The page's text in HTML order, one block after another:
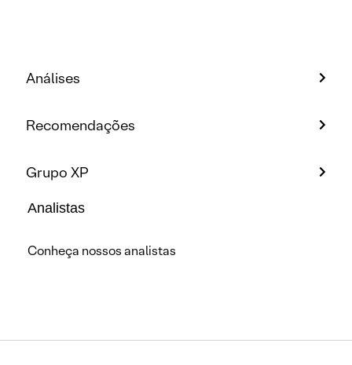
Análises
Recomendações
Grupo XP
Analistas
Conheça nossos analistas